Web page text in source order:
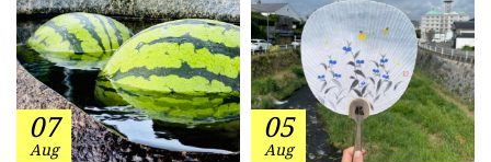
07
Aug
05
Aug